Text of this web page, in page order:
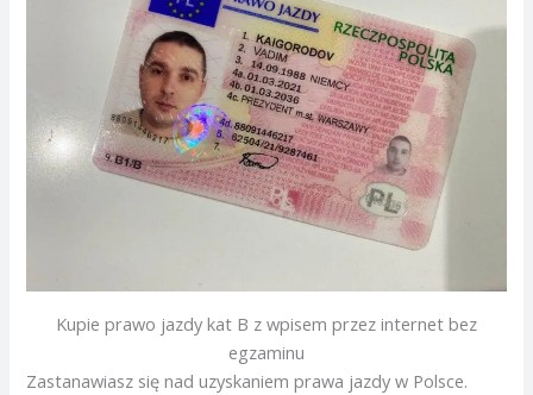
Kupie prawo jazdy kat B z wpisem przez internet bez
egzaminu
Zastanawiasz się nad uzyskaniem prawa jazdy w Polsce.